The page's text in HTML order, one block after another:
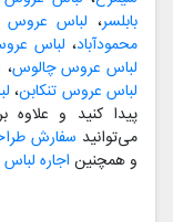
بابلسر، لباس عروس
محمودآباد، لباس
لباس عروس چالوس،
لباس عروس تنکابن،
پیدا کنید و
می‌توانید سفارش
و همچنین اجاره